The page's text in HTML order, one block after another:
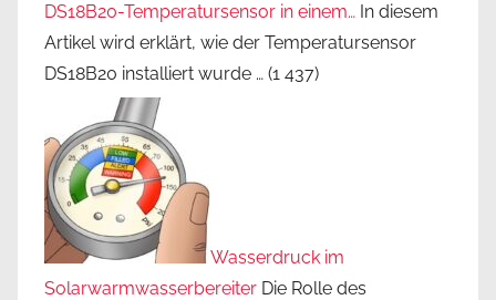
DS18B20-Temperatursensor in einem… In diesem
Artikel wird erklärt, wie der Temperatursensor
DS18B20 installiert wurde … (1 437)
Wasserdruck im
Solarwarmwasserbereiter Die Rolle des